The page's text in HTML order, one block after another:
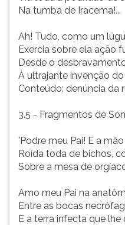
Na tumba de Iracema!...
Ah! Tudo, como um
Exercia sobre ela ação
Desde o
À ultrajante invenção
Conteúdo: denúncia da
3.5 - Fragmentos de
'Podre meu Pai! E a
Roída toda de bichos,
Sobre a mesa de
Amo meu Pai na
Entre as bocas
E a terra infecta que lhe